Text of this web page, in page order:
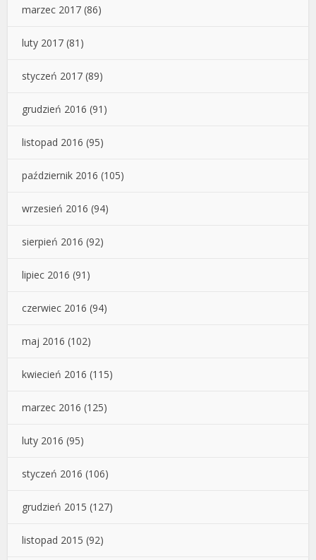
marzec 2017 (86)
luty 2017 (81)
styczeń 2017 (89)
grudzień 2016 (91)
listopad 2016 (95)
październik 2016 (105)
wrzesień 2016 (94)
sierpień 2016 (92)
lipiec 2016 (91)
czerwiec 2016 (94)
maj 2016 (102)
kwiecień 2016 (115)
marzec 2016 (125)
luty 2016 (95)
styczeń 2016 (106)
grudzień 2015 (127)
listopad 2015 (92)